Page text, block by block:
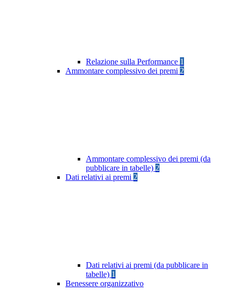
Relazione sulla Performance 1
Ammontare complessivo dei premi 2
Ammontare complessivo dei premi (da
pubblicare in tabelle) 2
Dati relativi ai premi 2
Dati relativi ai premi (da pubblicare in
tabelle) 1
Benessere organizzativo